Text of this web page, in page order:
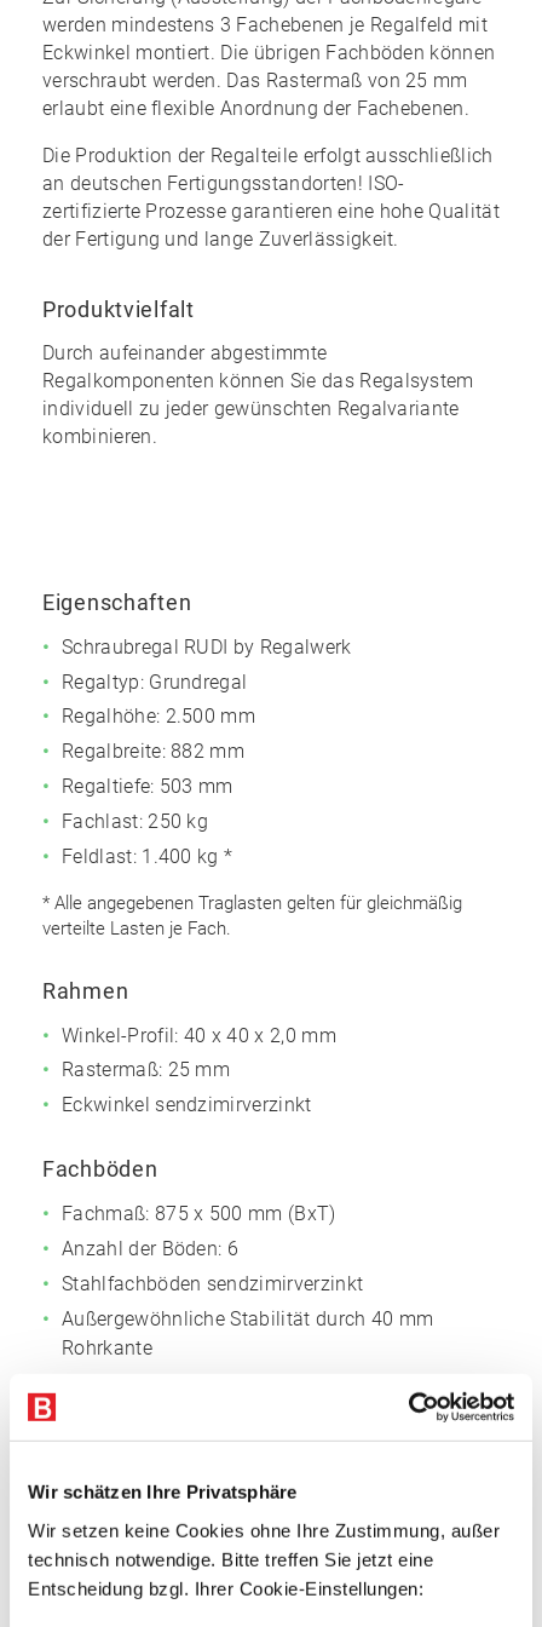
Wir schätzen Ihre Privatsphäre
Wir setzen keine Cookies ohne Ihre Zustimmung, außer
technisch notwendige. Bitte treffen Sie jetzt eine
Entscheidung bzgl. Ihrer Cookie-Einstellungen:
werden mindestens 3 Fachebenen je Regalfeld mit
Eckwinkel montiert. Die übrigen Fachböden können
verschraubt werden. Das Rastermaß von 25 mm
erlaubt eineflexible Anordnung der Fachebenen.
Die Produktion der Regalteile erfolgt ausschließlich
an deutschen Fertigungsstandorten! ISO-
zertifizierte Prozesse garantieren eine hohe Qualität
der Fertigung und lange Zuverlässigkeit.
Produktvielfalt
Durch aufeinander abgestimmte
Regalkomponenten können Sie das Regalsystem
individuell zu jeder gewünschten Regalvariante
kombinieren.
Eigenschaften
Schraubregal RUDI by Regalwerk
Regaltyp: Grundregal
Regalhöhe: 2.500 mm
Regalbreite: 882 mm
Regaltiefe: 503 mm
Fachlast: 250 kg
Feldlast: 1.400 kg *
* Alle angegebenen Traglasten gelten für gleichmäßig
verteilte Lasten je Fach.
Rahmen
Winkel-Profil: 40 x 40 x 2,0 mm
Rastermaß: 25 mm
Eckwinkel sendzimirverzinkt
Fachböden
Fachmaß: 875 x 500 mm (BxT)
Anzahl der Böden: 6
Stahlfachböden sendzimirverzinkt
Außergewöhnliche Stabilität durch 40 mm
Rohrkante
Vorteile
Schraubsystem mit breiter Funktionalität
Große Variabilität
Einfache Montage